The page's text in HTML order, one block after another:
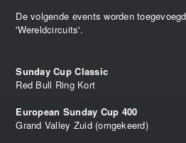
De volgende events worden
'Wereldcircuits'.
Sunday Cup Classic
Red Bull Ring Kort
European Sunday Cup 400
Grand Valley Zuid (omgekeerd)